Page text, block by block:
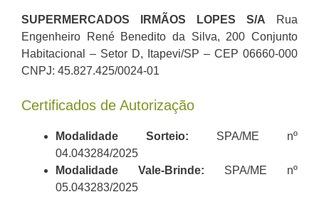
SUPERMERCADOS IRMÃOS LOPES S/A Rua
Engenheiro René Benedito da Silva, 200 Conjunto
Habitacional – Setor D, Itapevi/SP – CEP 06660-000
CNPJ: 45.827.425/0024-01
Certificados de Autorização
Modalidade Sorteio: SPA/ME nº
04.043284/2025
Modalidade Vale-Brinde: SPA/ME nº
05.043283/2025